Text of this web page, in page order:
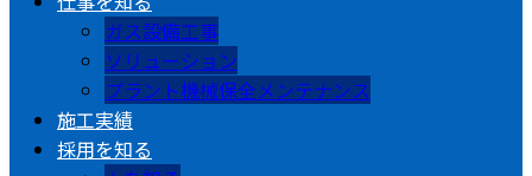
ガス設備工事
ソリューション
プラント機械保全メンテナンス
施工実績
採用を知る